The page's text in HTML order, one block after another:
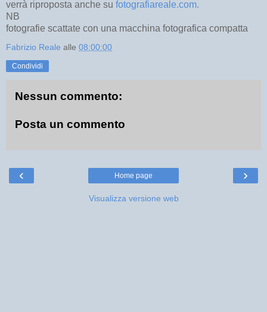
verrà riproposta anche su fotografiareale.com.
NB
fotografie scattate con una macchina fotografica compatta
Fabrizio Reale alle 08:00:00
Condividi
Nessun commento:
Posta un commento
‹ ›
Home page
Visualizza versione web